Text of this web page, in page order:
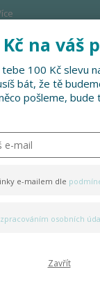
SLEVNĚNO
Kč na váš
100 Kč slevu
bát, že tě
pošleme,
e-mailem dle
zpracováním osobních
Zavřít